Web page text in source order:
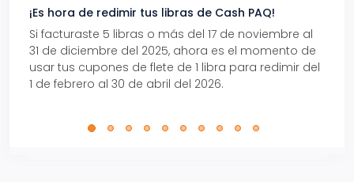
¡Es hora de redimir tus libras de Cash PAQ!
Si facturaste 5 libras o más del 17 de noviembre al
31 de diciembre del 2025, ahora es el momento de
usar tus cupones de flete de 1 libra para redimir del
1 de febrero al 30 de abril del 2026.